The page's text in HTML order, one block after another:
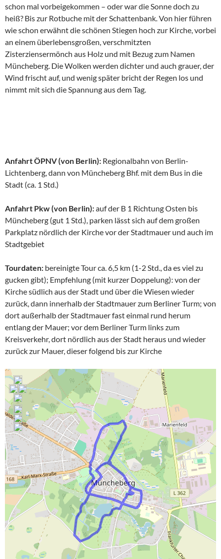
schon mal vorbeigekommen – oder war die Sonne doch zu
heiß? Bis zur Rotbuche mit der Schattenbank. Von hier führen
wie schon erwähnt die schönen Stiegen hoch zur Kirche, vorbei
an einem überlebensgroßen, verschmitzten
Zisterziensermönch aus Holz und mit Bezug zum Namen
Müncheberg. Die Wolken werden dichter und auch grauer, der
Wind frischt auf, und wenig später bricht der Regen los und
nimmt mit sich die Spannung aus dem Tag.
Anfahrt ÖPNV (von Berlin): Regionalbahn von Berlin-
Lichtenberg, dann von Müncheberg Bhf. mit dem Bus in die
Stadt (ca. 1 Std.)
Anfahrt Pkw (von Berlin):auf der B 1 Richtung Osten bis
Müncheberg (gut 1 Std.), parken lässt sich auf dem großen
Parkplatz nördlich der Kirche vor der Stadtmauer und auch im
Stadtgebiet
Tourdaten: bereinigte Tour ca. 6,5 km (1-2 Std., da es viel zu
gucken gibt); Empfehlung (mit kurzer Doppelung): von der
Kirche südlich aus der Stadt und über die Wiesen wieder
zurück, dann innerhalb der Stadtmauer zum Berliner Turm; von
dort außerhalb der Stadtmauer fast einmal rund herum
entlang der Mauer; vor dem Berliner Turm links zum
Kreisverkehr, dort nördlich aus der Stadt heraus und wieder
zurück zur Mauer, dieser folgend bis zur Kirche